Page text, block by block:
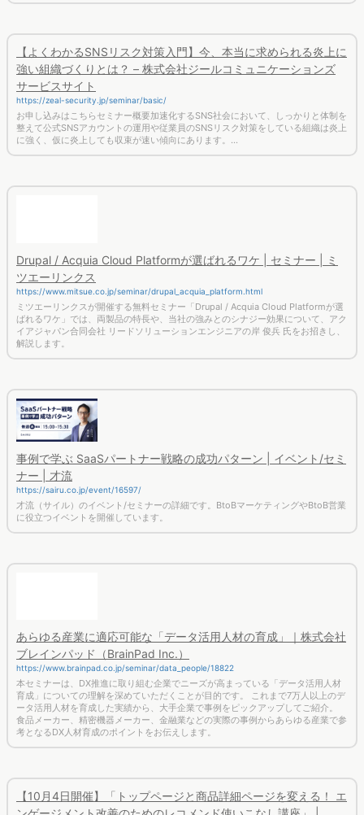
【よくわかるSNSリスク対策入門】今、本当に求められる炎上に
強い組織づくりとは？ – 株式会社ジールコミュニケーションズ
サービスサイト
https://zeal-security.jp/seminar/basic/
お申し込みはこちらセミナー概要加速化するSNS社会において、しっかりと体制を
整えて公式SNSアカウントの運用や従業員のSNSリスク対策をしている組織は炎上
に強く、仮に炎上しても収束が速い傾向にあります。…
Drupal / Acquia Cloud Platformが選ばれるワケ | セミナー | ミ
ツエーリンクス
https://www.mitsue.co.jp/seminar/drupal_acquia_platform.html
ミツエーリンクスが開催する無料セミナー「Drupal / Acquia Cloud Platformが選
ばれるワケ」では、両製品の特長や、当社の強みとのシナジー効果について、アク
イアジャパン合同会社 リードソリューションエンジニアの岸 俊兵 氏をお招きし、
解説します。
事例で学ぶ SaaSパートナー戦略の成功パターン | イベント/セミ
ナー | 才流
https://sairu.co.jp/event/16597/
才流（サイル）のイベント/セミナーの詳細です。BtoBマーケティングやBtoB営業
に役立つイベントを開催しています。
あらゆる産業に適応可能な「データ活用人材の育成」｜株式会社
ブレインパッド（BrainPad Inc.）
https://www.brainpad.co.jp/seminar/data_people/18822
本セミナーは、DX推進に取り組む企業でニーズが高まっている「データ活用人材
育成」についての理解を深めていただくことが目的です。 これまで7万人以上のデ
ータ活用人材を育成した実績から、大手企業で事例をピックアップしてご紹介。
食品メーカー、精密機器メーカー、金融業などの実際の事例からあらゆる産業で参
考となるDX人材育成のポイントをお伝えします。
【10月4日開催】「トップページと商品詳細ページを変える！ エ
ンゲージメント改善のためのレコメンド使いこなし講座」 |